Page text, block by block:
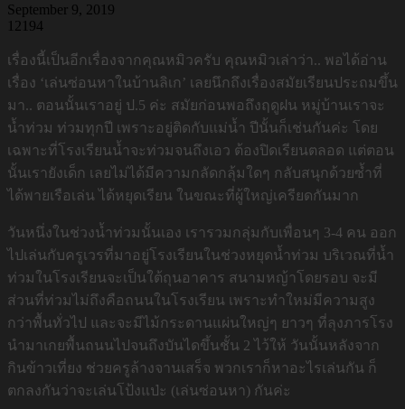
September 9, 2019
12194
เรื่องนี้เป็นอีกเรื่องจากคุณหมิวครับ คุณหมิวเล่าว่า.. พอได้อ่าน
เรื่อง ‘เล่นซ่อนหาในบ้านลิเก’ เลยนึกถึงเรื่องสมัยเรียนประถมขึ้น
มา.. ตอนนั้นเราอยู่ ป.5 ค่ะ สมัยก่อนพอถึงฤดูฝน หมู่บ้านเราจะ
น้ำท่วม ท่วมทุกปี เพราะอยู่ติดกับแม่น้ำ ปีนั้นก็เช่นกันค่ะ โดย
เฉพาะที่โรงเรียนน้ำจะท่วมจนถึงเอว ต้องปิดเรียนตลอด แต่ตอน
นั้นเรายังเด็ก เลยไม่ได้มีความกลัดกลุ้มใดๆ กลับสนุกด้วยซ้ำที่
ได้พายเรือเล่น ได้หยุดเรียน ในขณะที่ผู้ใหญ่เครียดกันมาก
วันหนึ่งในช่วงน้ำท่วมนั้นเอง เรารวมกลุ่มกับเพื่อนๆ 3-4 คน ออก
ไปเล่นกับครูเวรที่มาอยู่โรงเรียนในช่วงหยุดน้ำท่วม บริเวณที่น้ำ
ท่วมในโรงเรียนจะเป็นใต้ถุนอาคาร สนามหญ้าโดยรอบ จะมี
ส่วนที่ท่วมไม่ถึงคือถนนในโรงเรียน เพราะทำใหม่มีความสูง
กว่าพื้นทั่วไป และจะมีไม้กระดานแผ่นใหญ่ๆ ยาวๆ ที่ลุงภารโรง
นำมาเกยพื้นถนนไปจนถึงบันไดขึ้นชั้น 2 ไว้ให้ วันนั้นหลังจาก
กินข้าวเที่ยง ช่วยครูล้างจานเสร็จ พวกเราก็หาอะไรเล่นกัน ก็
ตกลงกันว่าจะเล่นโป้งแป่ะ (เล่นซ่อนหา) กันค่ะ